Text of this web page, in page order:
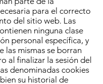
para el correcto
del sitio web. Las
ninguna clase
personal específica, y
las mismas se borran
al finalizar la sesión del
denominadas cookies
su historial de